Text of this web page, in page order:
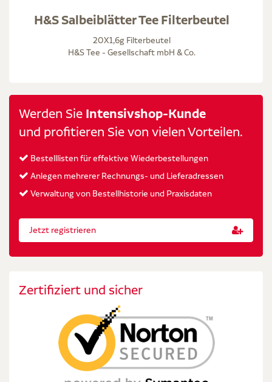
H&S Salbeiblätter Tee Filterbeutel
20X1,6g Filterbeutel
H&S Tee - Gesellschaft mbH & Co.
Werden Sie Intensivshop-Kunde
und profitieren Sie von vielen Vorteilen.
Bestelllisten für effektive Wiederbestellungen
Anlegen mehrerer Rechnungs- und Lieferadressen
Verwaltung von Bestellhistorie und Praxisdaten
Jetzt registrieren
Zertifiziert und sicher